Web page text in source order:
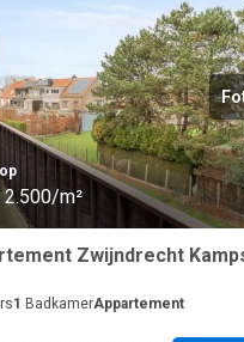
2.500/m²
Zwijndrecht
1 BadkamerAppartement